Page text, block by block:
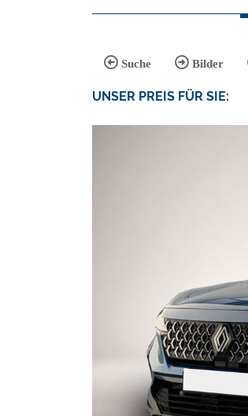
Suche Bilder
UNSER PREIS FÜR SIE: